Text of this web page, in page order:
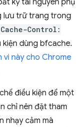
lưu trữ trang trong
Cache-Control:
dùng bfcache.
vi này cho Chrome
điều kiện để một
chỉ nên đặt tham
nhạy cảm mà